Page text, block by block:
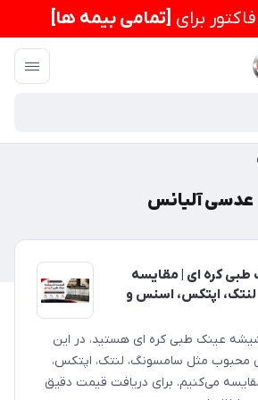
برای [تمامی بیمه ها]
عدسی آلیانس
کره ای | مقایسه
اپتکس، اسنس و
عینک طبی کره ای هستید، در این
محبوب مثل سامسونگ، لنتک، اپتکس،
می‌کنیم. برای دریافت قیمت دقیق